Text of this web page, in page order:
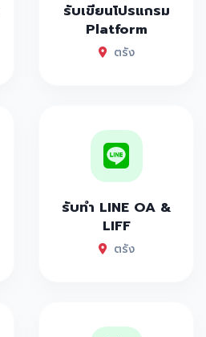
รับเขียนโปรแกรม
Platform
ตรัง
รับทำ LINE OA &
LIFF
ตรัง